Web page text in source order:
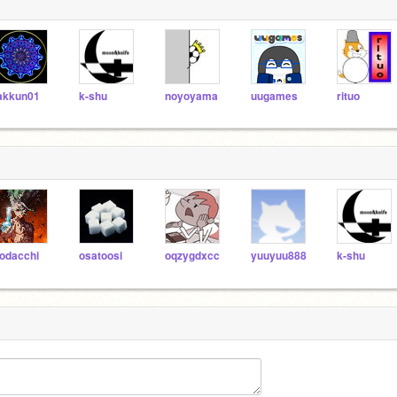
k-shu noyoyama uugames rituo
osatoosi oqzygdxcc yuuyuu888 k-shu